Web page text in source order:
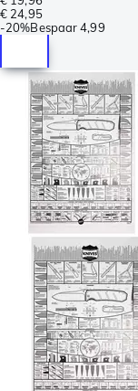
€ 24,95
-20%Bespaar 4,99